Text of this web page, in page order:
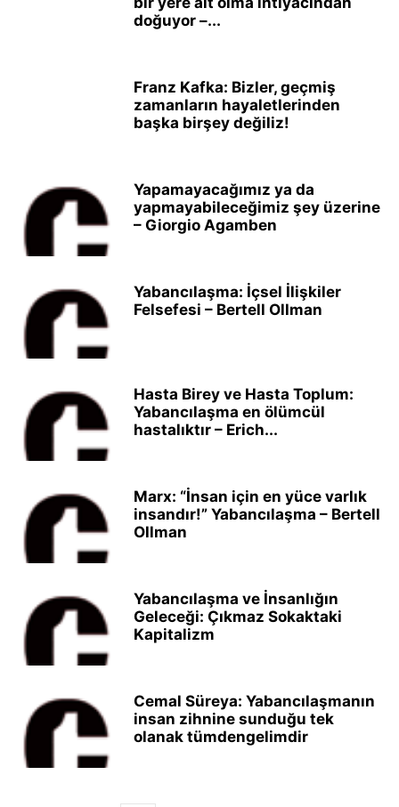
doğuyor –...
Franz Kafka: Bizler, geçmiş
zamanların haya­letlerinden
başka birşey değiliz!
Yapamayacağımız ya da
yapmayabileceğimiz şey üzerine
– Giorgio Agamben
Yabancılaşma: İçsel İlişkiler
Felsefesi – Bertell Ollman
Hasta Birey ve Hasta Toplum:
Yabancılaşma en ölümcül
hastalıktır – Erich...
Marx: “İnsan için en yüce varlık
insandır!” Yabancılaşma – Bertell
Ollman
Yabancılaşma ve İnsanlığın
Geleceği: Çıkmaz Sokaktaki
Kapitalizm
Cemal Süreya: Yabancılaşmanın
insan zihnine sunduğu tek
olanak tümdengelimdir